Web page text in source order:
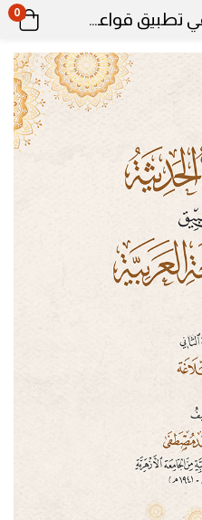
النماذج الحديثة في تطبيق قواعد اللغة العربية ٢ 0